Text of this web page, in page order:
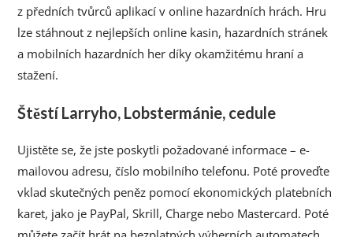
z předních tvůrců aplikací v online hazardních hrách. Hru
lze stáhnout z nejlepších online kasin, hazardních stránek
a mobilních hazardních her díky okamžitému hraní a
stažení.
Štěstí Larryho, Lobstermánie, cedule
Ujistěte se, že jste poskytli požadované informace – e-
mailovou adresu, číslo mobilního telefonu. Poté proveďte
vklad skutečných peněz pomocí ekonomických platebních
karet, jako je PayPal, Skrill, Charge nebo Mastercard. Poté